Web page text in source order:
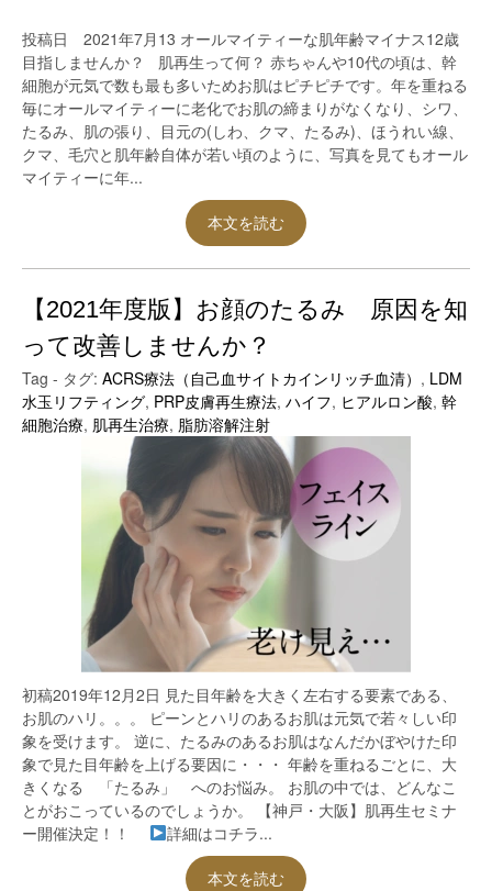
投稿日 2021年7月13 オールマイティーな肌年齢マイナス12歳
目指しませんか？ 肌再生って何？ 赤ちゃんや10代の頃は、幹
細胞が元気で数も最も多いためお肌はピチピチです。年を重ねる
毎にオールマイティーに老化でお肌の締まりがなくなり、シワ、
たるみ、肌の張り、目元の(しわ、クマ、たるみ)、ほうれい線、
クマ、毛穴と肌年齢自体が若い頃のように、写真を見てもオール
マイティーに年...
本文を読む
【2021年度版】お顔のたるみ 原因を知
って改善しませんか？
Tag - タグ: ACRS療法（自己血サイトカインリッチ血清） , LDM
水玉リフティング, PRP皮膚再生療法, ハイフ, ヒアルロン酸, 幹
細胞治療, 肌再生治療, 脂肪溶解注射
初稿2019年12月2日 見た目年齢を大きく左右する要素である、
お肌のハリ。。。 ピーンとハリのあるお肌は元気で若々しい印
象を受けます。 逆に、たるみのあるお肌はなんだかぼやけた印
象で見た目年齢を上げる要因に・・・ 年齢を重ねるごとに、大
きくなる 「たるみ」 へのお悩み。 お肌の中では、どんなこ
とがおこっているのでしょうか。 【神戸・大阪】肌再生セミナ
ー開催決定！！
詳細はコチラ...
本文を読む